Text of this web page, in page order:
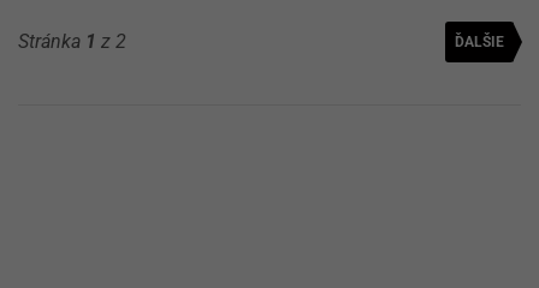
Stránka 1 z 2 ĎALŠIE